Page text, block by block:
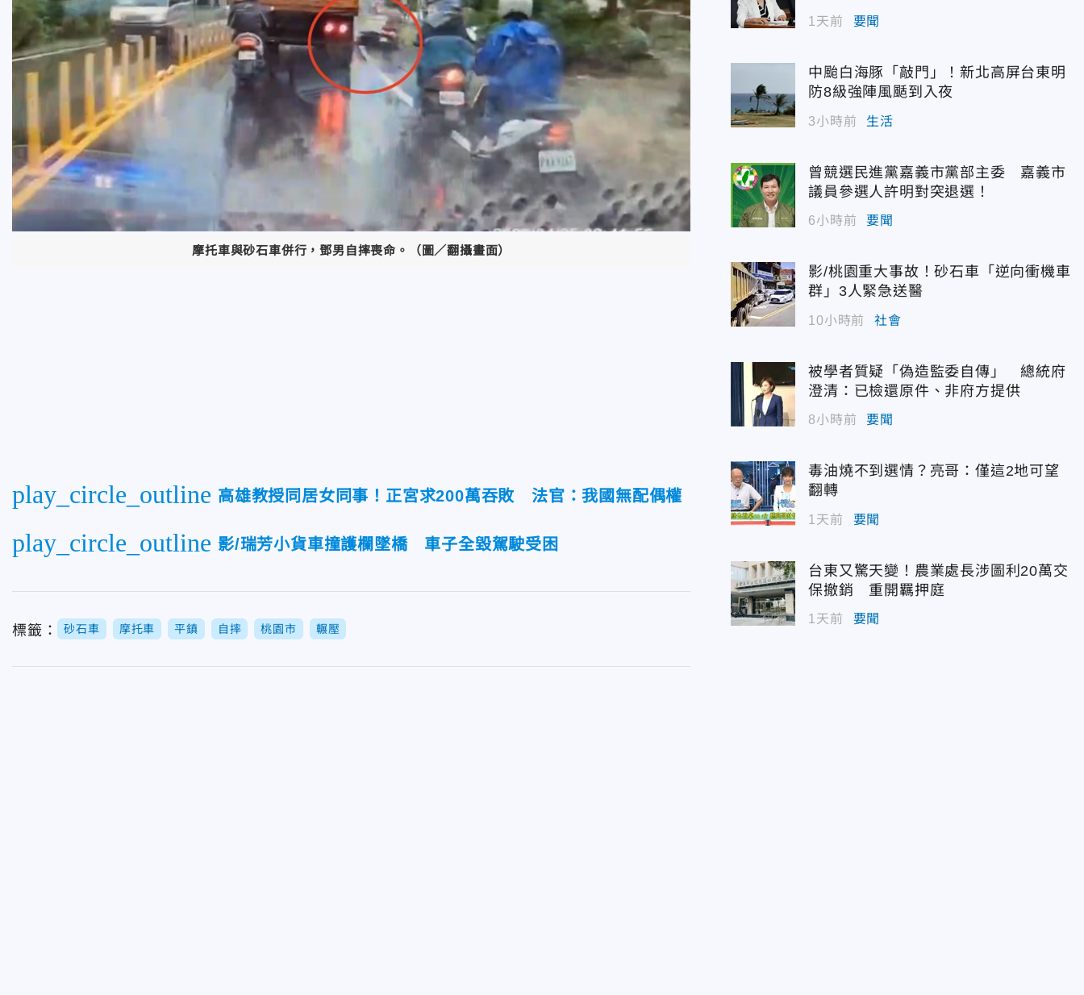
摩托車與砂石車併行，鄧男自摔喪命。（圖／翻攝畫面）
play_circle_outline 高雄教授同居女同事！正宮求200萬吞敗 法官：我國無配偶權
play_circle_outline 影/瑞芳小貨車撞護欄墜橋 車子全毀駕駛受困
標籤： 砂石車 摩托車 平鎮 自摔 桃園市 輾壓
1天前 要聞
中颱白海豚「敲門」！新北高屏台東明
防8級強陣風颳到入夜
3小時前 生活
曾競選民進黨嘉義市黨部主委 嘉義市
議員參選人許明對突退選！
6小時前 要聞
影/桃園重大事故！砂石車「逆向衝機車
群」3人緊急送醫
10小時前 社會
被學者質疑「偽造監委自傳」 總統府
澄清：已檢還原件、非府方提供
8小時前 要聞
毒油燒不到選情？亮哥：僅這2地可望
翻轉
1天前 要聞
台東又驚天變！農業處長涉圖利20萬交
保撤銷 重開羈押庭
1天前 要聞